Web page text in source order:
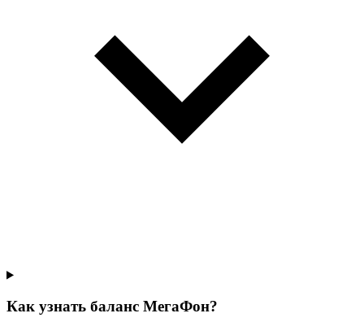
Как узнать баланс МегаФон?